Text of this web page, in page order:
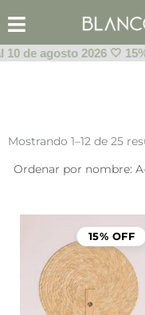
al
contenido
agosto 2026 🤍
Mostrando 1–12 de 25
15% OFF